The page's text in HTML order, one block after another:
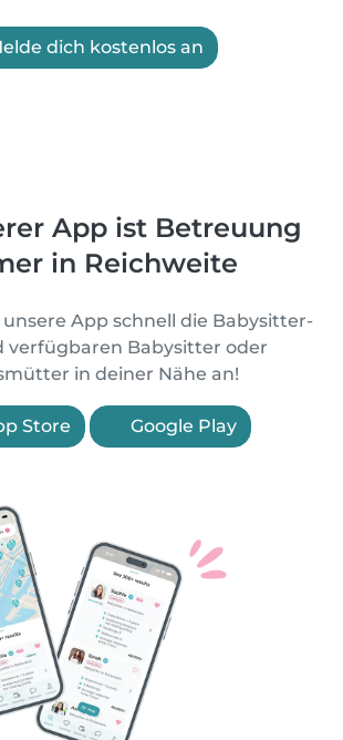
dich kostenlos an
App ist Betreuung
in Reichweite
App schnell die Babysitter-
verfügbaren Babysitter oder
in deiner Nähe an!
Store Google Play